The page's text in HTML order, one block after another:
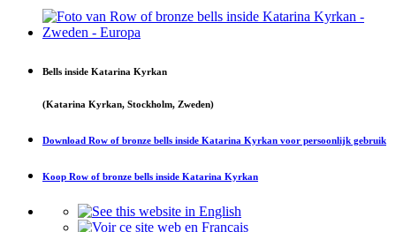
Bells inside Katarina Kyrkan
(Katarina Kyrkan, Stockholm, Zweden)
Download Row of bronze bells inside Katarina Kyrkan voor persoonlijk gebruik
Koop Row of bronze bells inside Katarina Kyrkan